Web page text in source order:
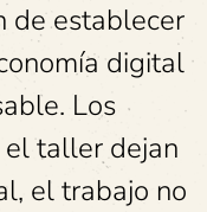
de establecer
digital
Los
taller dejan
el trabajo no